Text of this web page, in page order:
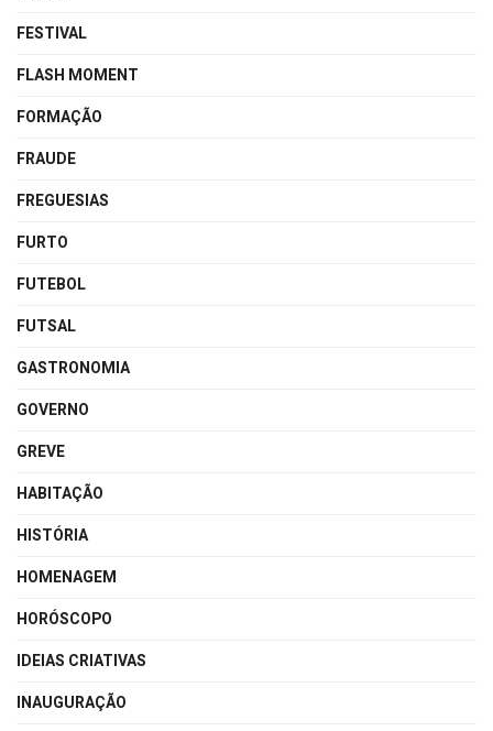
FESTIVAL
FLASH MOMENT
FORMAÇÃO
FRAUDE
FREGUESIAS
FURTO
FUTEBOL
FUTSAL
GASTRONOMIA
GOVERNO
GREVE
HABITAÇÃO
HISTÓRIA
HOMENAGEM
HORÓSCOPO
IDEIAS CRIATIVAS
INAUGURAÇÃO